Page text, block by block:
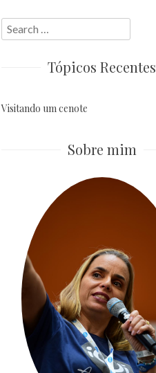
Search
for:
Tópicos Recentes
Visitando um cenote
Sobre mim